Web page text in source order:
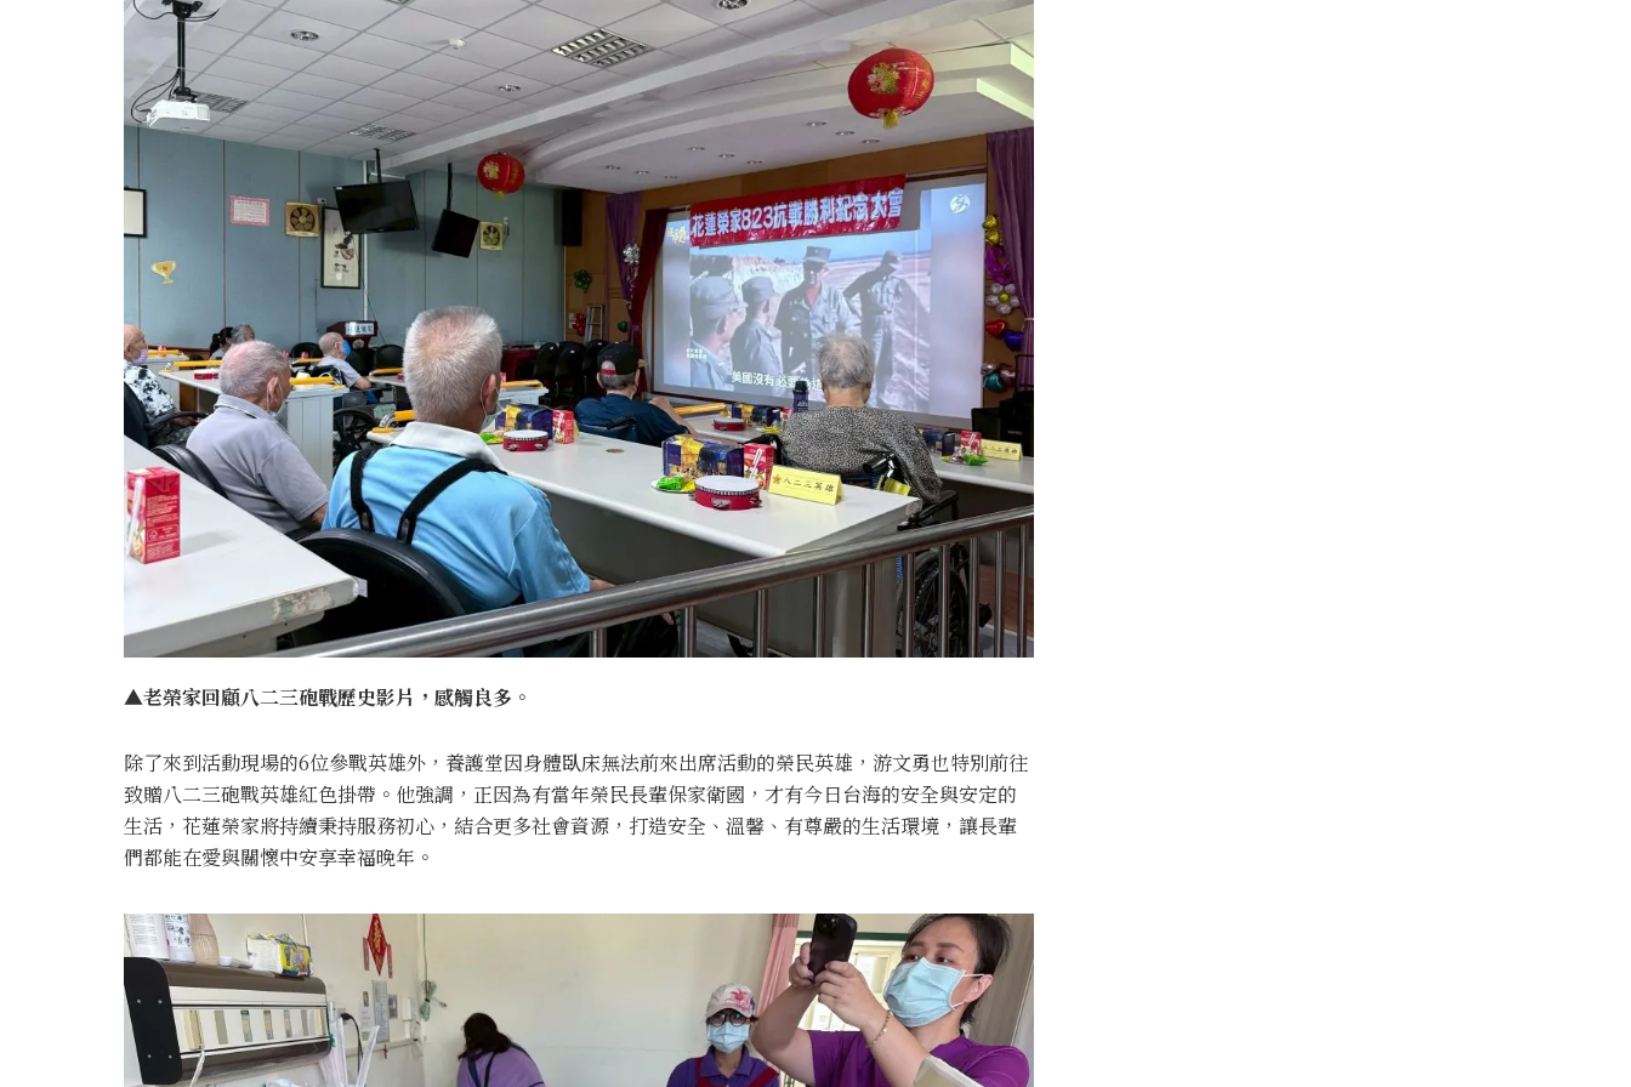
▲老榮家回顧八二三砲戰歷史影片，感觸良多。
除了來到活動現場的6位參戰英雄外，養護堂因身體臥床無法前來出席活動的榮民英雄，游文勇也特別前往
致贈八二三砲戰英雄紅色掛帶。他強調，正因為有當年榮民長輩保家衛國，才有今日台海的安全與安定的
生活，花蓮榮家將持續秉持服務初心，結合更多社會資源，打造安全、溫馨、有尊嚴的生活環境，讓長輩
們都能在愛與關懷中安享幸福晚年。